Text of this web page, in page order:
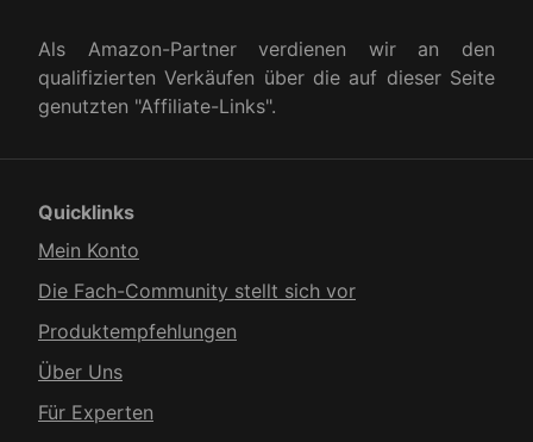
Als Amazon-Partner verdienen wir an den
qualifizierten Verkäufen über die auf dieser Seite
genutzten "Affiliate-Links".
Quicklinks
Mein Konto
Die Fach-Community stellt sich vor
Produkt­empfehlungen
Über Uns
Für Experten